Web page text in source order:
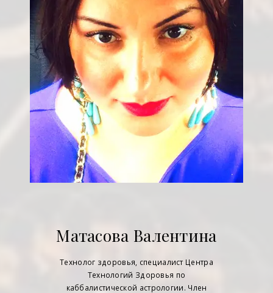
Матасова Валентина
Технолог здоровья, специалист Центра
Технологий Здоровья по
каббалистической астрологии. Член